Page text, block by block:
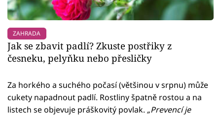
ZAHRADA
Jak se zbavit padlí? Zkuste postřiky z
česneku, pelyňku nebo přesličky
Za horkého a suchého počasí (většinou v srpnu) může
cukety napadnout padlí. Rostliny špatně rostou a na
listech se objevuje práškovitý povlak. „Prevencí je